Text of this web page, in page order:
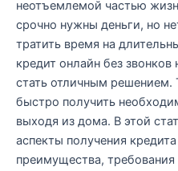
неотъемлемой частью
срочно нужны деньги, но
тратить время на
кредит онлайн без
стать отличным решением.
быстро получить
выходя из дома. В этой
аспекты получения
преимущества,